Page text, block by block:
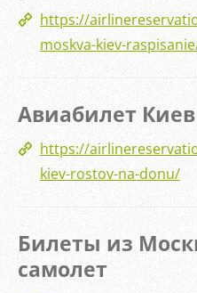
https://
moskva-kiev-
Авиабилет
https://
kiev-rostov-na-donu/
Билеты из
самолет